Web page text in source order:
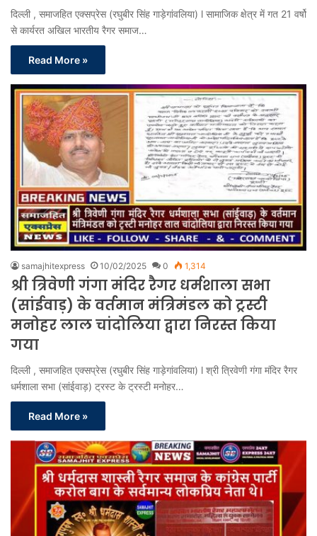
दिल्ली , समाजहित एक्सप्रेस (रघुबीर सिंह गाड़ेगांवलिया) l सामाजिक क्षेत्र में गत 21 वर्षो
से कार्यरत अखिल भारतीय रैगर समाज…
Read More »
samajhitexpress 10/02/2025 0 1,314
श्री त्रिवेणी गंगा मंदिर रैगर धर्मशाला सभा
(सांईवाड़) के वर्तमान मंत्रिमंडल को ट्रस्टी
मनोहर लाल चांदोलिया द्वारा निरस्त किया
गया
दिल्ली , समाजहित एक्सप्रेस (रघुबीर सिंह गाड़ेगांवलिया) l श्री त्रिवेणी गंगा मंदिर रैगर
धर्मशाला सभा (सांईवाड़) ट्रस्ट के ट्रस्टी मनोहर…
Read More »